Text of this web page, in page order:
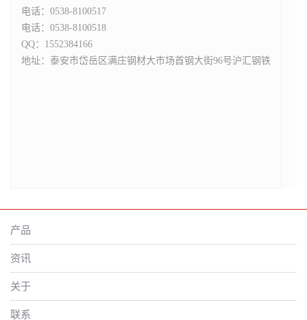
电话： 0538-8100517
电话： 0538-8100518
QQ： 1552384166
地址： 泰安市岱岳区满庄钢材大市场首钢大街96号沪汇钢铁
产品
资讯
关于
联系